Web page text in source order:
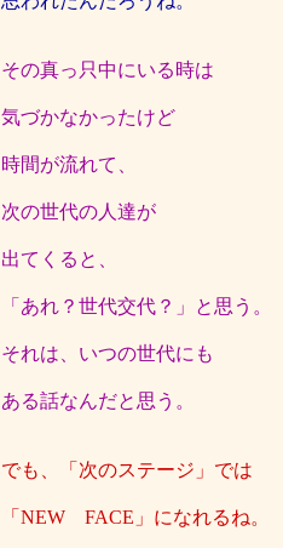
その真っ只中にいる時は
気づかなかったけど
時間が流れて、
次の世代の人達が
出てくると、
「あれ？世代交代？」と思う。
それは、いつの世代にも
ある話なんだと思う。
でも、「次のステージ」では
「NEW FACE」になれるね。